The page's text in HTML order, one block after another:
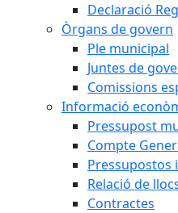
Declaració
Òrgans de govern
Ple municipal
Juntes de
Comissions
Informació
Pressupost
Compte
Pressupostos
Relació de
Contractes